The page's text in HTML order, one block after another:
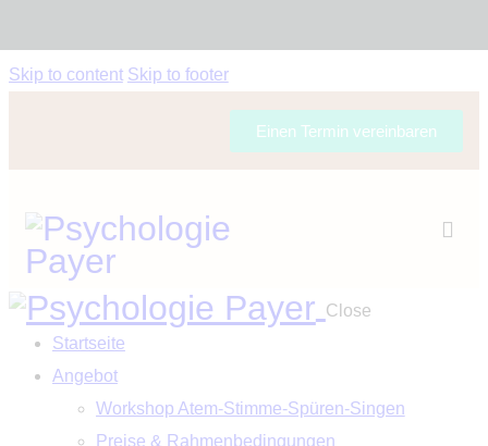
Skip to content Skip to footer
Einen Termin vereinbaren
Close
Startseite
Angebot
Workshop Atem-Stimme-Spüren-Singen
Preise & Rahmenbedingungen